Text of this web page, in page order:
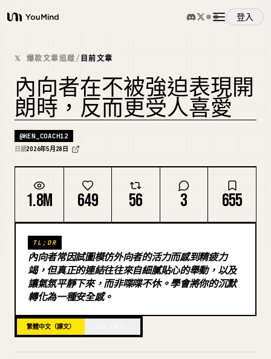
YouMind
登入
概覽
使用案例
技能
提示詞
定價
下載
部落格
更新
𝕏 爆款文章追蹤/ 目前文章
內向者在不被強迫表現開
朗時，反而更受人喜愛
@KEN_COACH12
日語2026年5月28日
1.8M 649 56 3 655
TL;DR
內向者常因試圖模仿外向者的活力而感到精疲力
竭，但真正的連結往往來自細膩貼心的舉動，以及
讓氣氛平靜下來，而非喋喋不休。學會將你的沉默
轉化為一種安全感。
繁體中文（譯文）